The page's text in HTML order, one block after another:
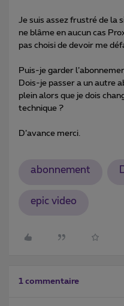
Je suis assez frustré de la
ne blâme en aucun cas
pas choisi de devoir me
Puis-je garder
Dois-je passer a un autre
plein alors que je dois
technique ?
D’avance merci.
abonnement
epic video
1 commentaire